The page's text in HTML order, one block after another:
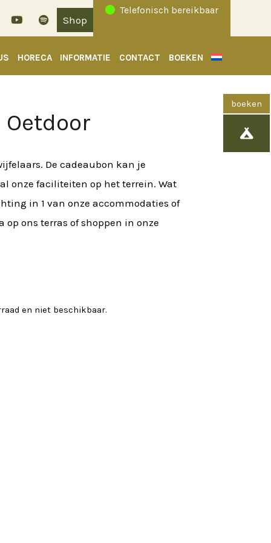
Shop
Telefonisch bereikbaar
HORECA INFORMATIE CONTACT BOEKEN
De cadeaubon kan je
onze faciliteiten op het terrein. Wat
in 1 van onze accommodaties of
ons terras of shoppen in onze
en niet beschikbaar.
